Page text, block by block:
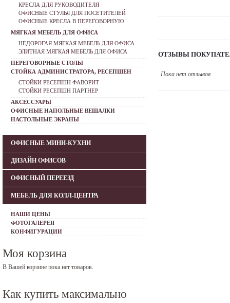
ОТЗЫВЫ
Пока нет отзывов
КРЕСЛА ДЛЯ РУКОВОДИТЕЛЯ
ОФИСНЫЕ СТУЛЬЯ ДЛЯ ПОСЕТИТЕЛЕЙ
ОФИСНЫЕ КРЕСЛА В ПЕРЕГОВОРНУЮ
МЯГКАЯ МЕБЕЛЬ ДЛЯ ОФИСА
НЕДОРОГАЯ МЯГКАЯ МЕБЕЛЬ ДЛЯ ОФИСА
ЭЛИТНАЯ МЯГКАЯ МЕБЕЛЬ ДЛЯ ОФИСА
ПЕРЕГОВОРНЫЕ СТОЛЫ
СТОЙКА АДМИНИСТРАТОРА, РЕСЕПШЕН
СТОЙКИ РЕСЕПШН ФАВОРИТ
СТОЙКИ РЕСЕПШН ПАРТНЕР
АКСЕССУАРЫ
ОФИСНЫЕ НАПОЛЬНЫЕ ВЕШАЛКИ
НАСТОЛЬНЫЕ ЭКРАНЫ
ОФИСНЫЕ МИНИ-КУХНИ
ДИЗАЙН ОФИСОВ
ОФИСНЫЙ ПЕРЕЕЗД
МЕБЕЛЬ ДЛЯ КОЛЛ-ЦЕНТРА
НАШИ ЦЕНЫ
ФОТОГАЛЕРЕЯ
КОНФИГУРАЦИИ
Моя корзина
В Вашей корзине пока нет товаров.
Как купить максимально